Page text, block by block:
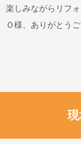
楽しみながらリフ
Ｏ様、ありがとう